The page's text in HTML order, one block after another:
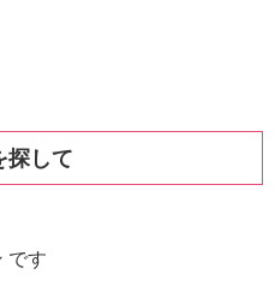
探して
です